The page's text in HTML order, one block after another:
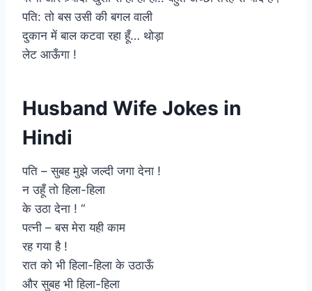
पति: तो बस उसी की बगल वाली
दुकान में बाल कटवा रहा हूँ… थोड़ा
लेट आऊँगा !
Husband Wife Jokes in
Hindi
पति – सुबह मुझे जल्दी जगा देना !
न उहूँ तो हिला-हिला
के उठा देना ! “
पत्नी – बस मेरा यही काम
रह गया है !
रात को भी हिला-हिला के उठाऊँ
और सुबह भी हिला-हिला